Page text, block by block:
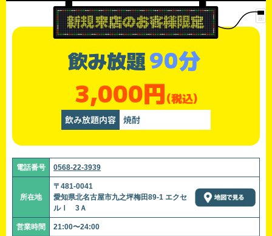
飲み放題90分
3,000円(税込)
飲み放題内容 焼酎
電話番号 0568-22-3939
所在地
〒481-0041
愛知県北名古屋市九之坪梅田89-1 エクセ
ルⅠ 3Ａ
営業時間 21:00〜24:00